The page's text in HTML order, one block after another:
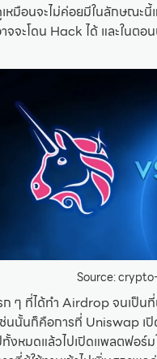
มือนจะไม่ค่อยมีในลักษณะนี้
จะโดน Hack ได้ และในต
Source:
ๆ ที่ได้ทำ Airdrop จนเป็
นนั้นก็คือการที่ Uniswap
งหมดแล้วไปเปิดแพลตฟอร์